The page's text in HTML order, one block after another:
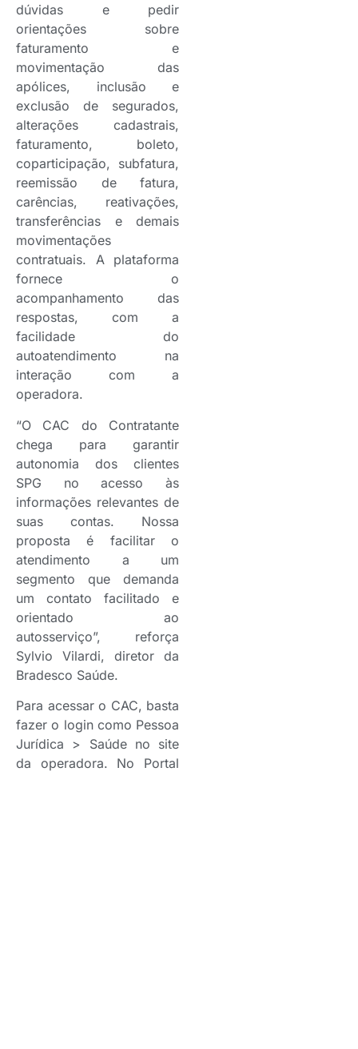
dúvidas e pedir
orientações sobre
faturamento e
movimentação das
apólices, inclusão e
exclusão de segurados,
alterações cadastrais,
faturamento, boleto,
coparticipação, subfatura,
reemissão de fatura,
carências, reativações,
transferências e demais
movimentações
contratuais. A plataforma
fornece o
acompanhamento das
respostas, com a
facilidade do
autoatendimento na
interação com a
operadora.
“O CAC do Contratante
chega para garantir
autonomia dos clientes
SPG no acesso às
informações relevantes de
suas contas. Nossa
proposta é facilitar o
atendimento a um
segmento que demanda
um contato facilitado e
orientado ao
autosserviço”, reforça
Sylvio Vilardi, diretor da
Bradesco Saúde.
Para acessar o CAC, basta
fazer o login como Pessoa
Jurídica > Saúde no site
da operadora. No Portal